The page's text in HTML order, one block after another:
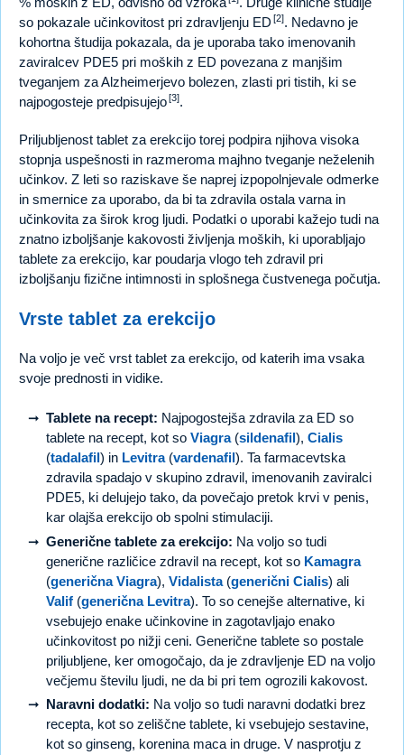
so pokazale učinkovitost pri zdravljenju ED [2]. Nedavno je
kohortna študija pokazala, da je uporaba tako imenovanih
zaviralcev PDE5 pri moških z ED povezana z manjšim
tveganjem za Alzheimerjevo bolezen, zlasti pri tistih, ki se
najpogosteje predpisujejo[3].
Priljubljenost tablet za erekcijo torej podpira njihova visoka
stopnja uspešnosti in razmeroma majhno tveganje neželenih
učinkov. Z leti so raziskave še naprej izpopolnjevale odmerke
in smernice za uporabo, da bi ta zdravila ostala varna in
učinkovita za širok krog ljudi. Podatki o uporabi kažejo tudi na
znatno izboljšanje kakovosti življenja moških, ki uporabljajo
tablete za erekcijo, kar poudarja vlogo teh zdravil pri
izboljšanju fizične intimnosti in splošnega čustvenega počutja.
Vrste tablet za erekcijo
Na voljo je več vrst tablet za erekcijo, od katerih ima vsaka
svoje prednosti in vidike.
Tablete na recept: Najpogostejša zdravila za ED so
tablete na recept, kot so Viagra(sildenafil), Cialis
(tadalafil) in Levitra(vardenafil). Ta farmacevtska
zdravila spadajo v skupino zdravil, imenovanih zaviralci
PDE5, ki delujejo tako, da povečajo pretok krvi v penis,
kar olajša erekcijo ob spolni stimulaciji.
Generične tablete za erekcijo: Na voljo so tudi
generične različice zdravil na recept, kot so Kamagra
(generična Viagra), Vidalista(generični Cialis) ali
Valif (generična Levitra). To so cenejše alternative, ki
vsebujejo enake učinkovine in zagotavljajo enako
učinkovitost po nižji ceni. Generične tablete so postale
priljubljene, ker omogočajo, da je zdravljenje ED na voljo
večjemu številu ljudi, ne da bi pri tem ogrozili kakovost.
Naravni dodatki: Na voljo so tudi naravni dodatki brez
recepta, kot so zeliščne tablete, ki vsebujejo sestavine,
kot so ginseng, korenina maca in druge. V nasprotju z